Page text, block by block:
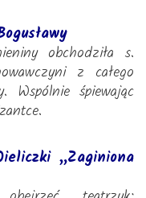
obchodziła s.
z całego
śpiewając
„Zaginiona